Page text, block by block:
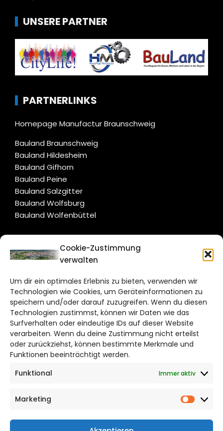
Cookie-Zustimmung
verwalten
Um dir ein optimales Erlebnis zu bieten, verwenden wir
Technologien wie Cookies, um Geräteinformationen zu
speichern und/oder darauf zuzugreifen. Wenn du diesen
Technologien zustimmst, können wir Daten wie das
Surfverhalten oder eindeutige IDs auf dieser Website
verarbeiten. Wenn du deine Zustimmung nicht erteilst
oder zurückziehst, können bestimmte Merkmale und
Funktionen beeinträchtigt werden.
Funktional
Immer aktiv
Marketing
UNSERE PARTNER
PARTNERLINKS
Homepage Manufactur Braunschweig
Bauland Braunschweig
Bauland Hildesheim
Bauland Gifhorn
Bauland Peine
Bauland Salzgitter
Bauland Wolfsburg
Bauland Wolfenbüttel
CITYLIFE!
Bruchtorwall 12
38100 Braunschweig
Telefon: 0531 387220 – 65
DAS STADTMAGAZIN FÜR
BRAUNSCHWEIG
Impressum
Cookie Richtlinie
CITYLIFE! BEI FACEBOOK